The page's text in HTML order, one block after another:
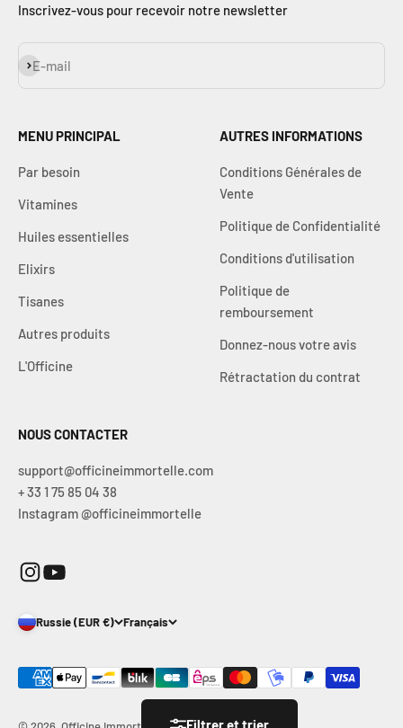
Filtrer et trier
Inscrivez-vous pour recevoir notre newsletter
E-mail
S'inscrire
MENU PRINCIPAL
Par besoin
Vitamines
Huiles essentielles
Elixirs
Tisanes
Autres produits
L'Officine
AUTRES INFORMATIONS
Conditions Générales de
Vente
Politique de Confidentialité
Conditions d'utilisation
Politique de
remboursement
Donnez-nous votre avis
Rétractation du contrat
NOUS CONTACTER
support@officineimmortelle.com
+ 33 1 75 85 04 38
Instagram @officineimmortelle
Russie (EUR €) Français